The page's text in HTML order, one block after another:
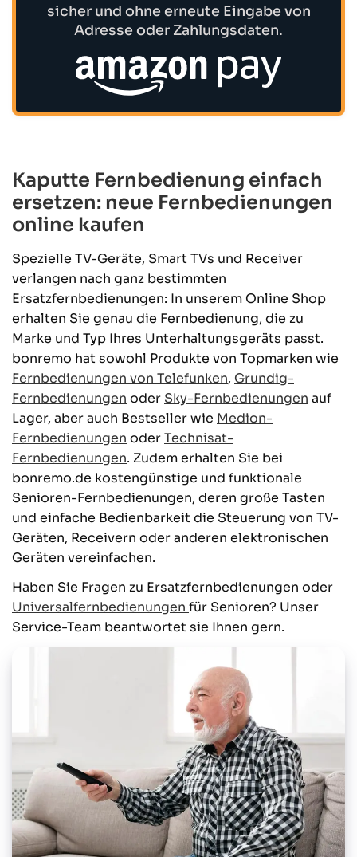
sicher und ohne erneute Eingabe von
Adresse oder Zahlungsdaten.
Kaputte Fernbedienung einfach
ersetzen: neue Fernbedienungen
online kaufen
Spezielle TV-Geräte, Smart TVs und Receiver
verlangen nach ganz bestimmten
Ersatzfernbedienungen: In unserem Online Shop
erhalten Sie genau die Fernbedienung, die zu
Marke und Typ Ihres Unterhaltungsgeräts passt.
bonremo hat sowohl Produkte von Topmarken wie
Fernbedienungen von Telefunken, Grundig-
Fernbedienungen oder Sky-Fernbedienungen auf
Lager, aber auch Bestseller wie Medion-
Fernbedienungen oderTechnisat-
Fernbedienungen. Zudem erhalten Sie bei
bonremo.de kostengünstige und funktionale
Senioren-Fernbedienungen, deren große Tasten
und einfache Bedienbarkeit die Steuerung von TV-
Geräten, Receivern oder anderen elektronischen
Geräten vereinfachen.
Haben Sie Fragen zu Ersatzfernbedienungen oder
Universalfernbedienungen für Senioren? Unser
Service-Team beantwortet sie Ihnen gern.